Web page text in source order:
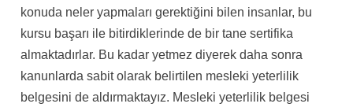
konuda neler yapmaları gerektiğini bilen insanlar, bu
kursu başarı ile bitirdiklerinde de bir tane sertifika
almaktadırlar. Bu kadar yetmez diyerek daha sonra
kanunlarda sabit olarak belirtilen mesleki yeterlilik
belgesini de aldırmaktayız. Mesleki yeterlilik belgesi